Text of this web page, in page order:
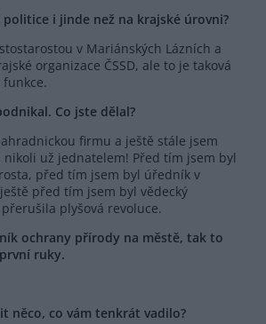
politice i jinde než na krajské úrovni?
v Mariánských Lázních a
organizace ČSSD, ale to je taková
Co jste dělal?
firmu a ještě stále jsem
už jednatelem! Před tím jsem byl
před tím jsem byl úředník v
před tím jsem byl vědecký
plyšová revoluce.
ochrany přírody na městě, tak to
ruky.
něco, co vám tenkrát vadilo?